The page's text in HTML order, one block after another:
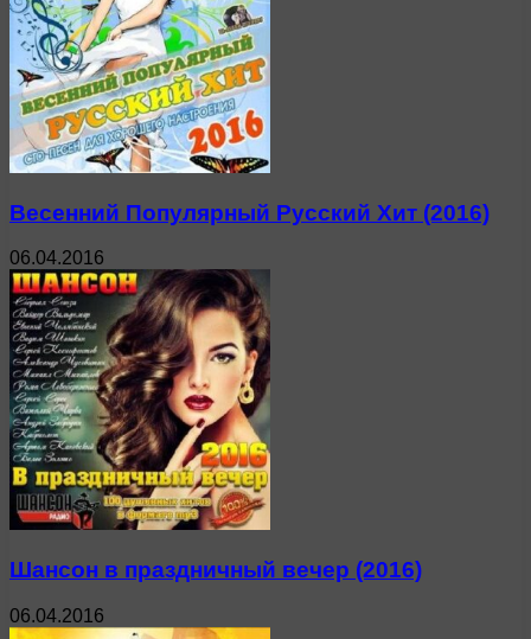
Весенний Популярный Русский Хит (2016)
06.04.2016
Шансон в праздничный вечер (2016)
06.04.2016